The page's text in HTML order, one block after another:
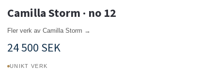
Camilla Storm · no 12
Fler verk av Camilla Storm →
24 500 SEK
UNIKT VERK